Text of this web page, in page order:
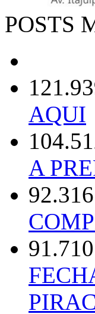
POSTS
AQUI
A
92.316
91.710